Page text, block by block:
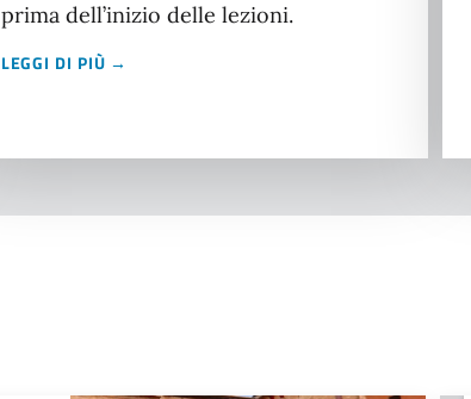
prima dell’inizio delle lezioni.
LEGGI DI PIÙ →